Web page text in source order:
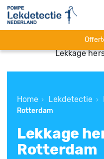
Lekkage
Home › Lekdetectie ›
Rotterdam
Lekkage
Rotterdam